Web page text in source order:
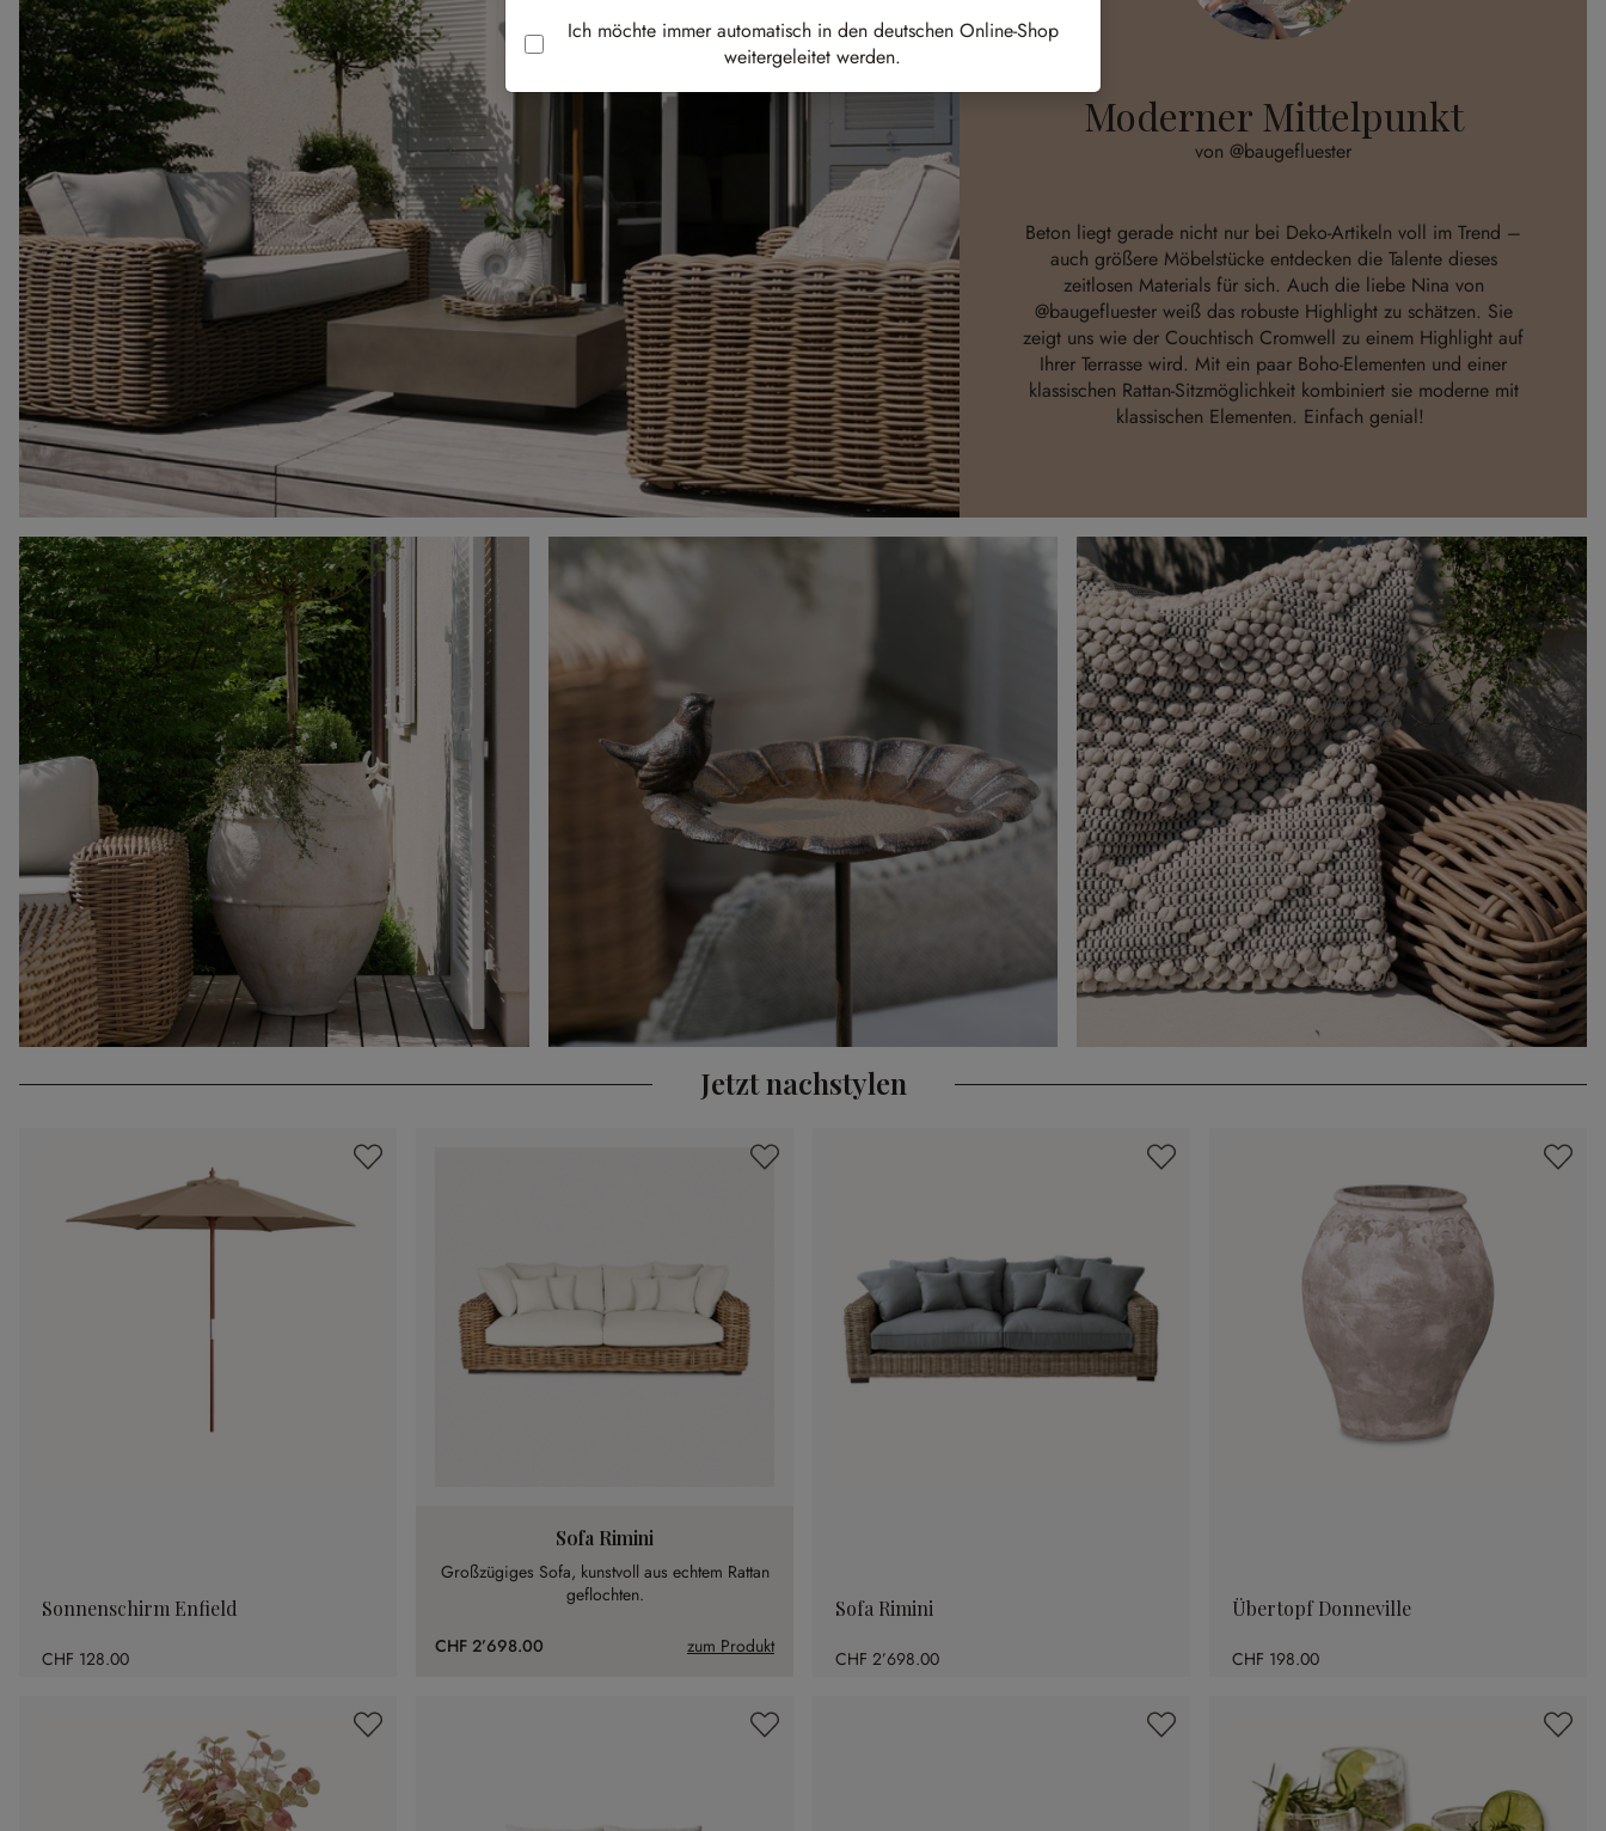
Moderner Mittelpunkt
von @baugefluester
Beton liegt gerade nicht nur bei Deko-Artikeln voll im Trend –
auch größere Möbelstücke entdecken die Talente dieses
zeitlosen Materials für sich. Auch die liebe Nina von
@baugefluesterweiß das robuste Highlight zu schätzen. Sie
zeigt uns wie der Couchtisch Cromwell zu einem Highlight auf
Ihrer Terrasse wird. Mit ein paar Boho-Elementen und einer
klassischen Rattan-Sitzmöglichkeit kombiniert sie moderne mit
klassischen Elementen. Einfach genial!
Jetzt nachstylen
Sonnenschirm Enfield
CHF 128.00
Sofa Rimini
Großzügiges Sofa, kunstvoll aus echtem Rattan
geflochten.
CHF 2’698.00 zum Produkt
Sofa Rimini
CHF 2’698.00
Übertopf Donneville
CHF 198.00
Ich möchte immer automatisch in den deutschen Online-Shop
weitergeleitet werden.